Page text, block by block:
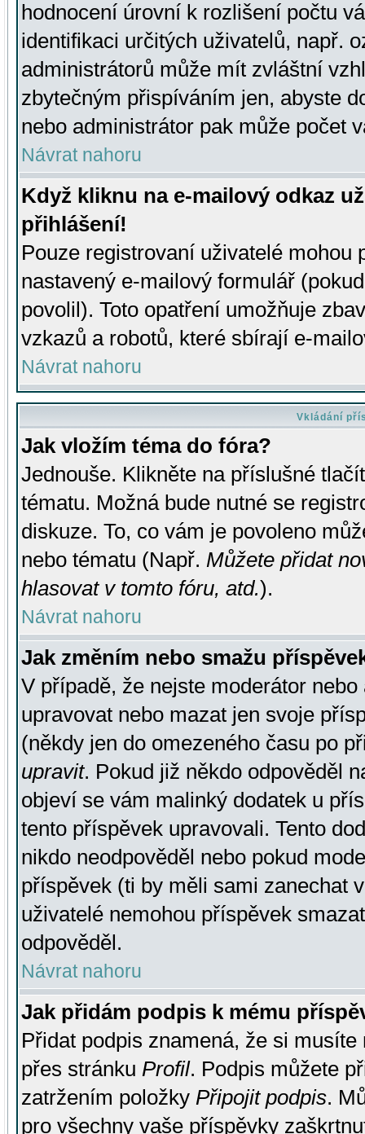
hodnocení úrovní k rozlišení počtu
identifikaci určitých uživatelů, např.
administrátorů může mít zvláštní
zbytečným přispíváním jen, abyste
nebo administrátor pak může počet
Návrat nahoru
Když kliknu na e-mailový odkaz
přihlášení!
Pouze registrovaní uživatelé mohou
nastavený e-mailový formulář
povolil). Toto opatření umožňuje
vzkazů a robotů, které sbírají e-
Návrat nahoru
Vkládání
Jak vložím téma do fóra?
Jednouše. Klikněte na příslušné
tématu. Možná bude nutné se
diskuze. To, co vám je povoleno
nebo tématu (Např. Můžete přidat
hlasovat v tomto fóru, atd.).
Návrat nahoru
Jak změním nebo smažu
V případě, že nejste moderátor
upravovat nebo mazat jen svoje
(někdy jen do omezeného času po
upravit. Pokud již někdo odpověděl
objeví se vám malinký dodatek u
tento příspěvek upravovali. Tento
nikdo neodpověděl nebo pokud
příspěvek (ti by měli sami zanechat
uživatelé nemohou příspěvek
odpověděl.
Návrat nahoru
Jak přidám podpis k mému
Přidat podpis znamená, že si
přes stránku Profil. Podpis můžete
zatržením položky Připojit podpis.
pro všechny vaše příspěvky